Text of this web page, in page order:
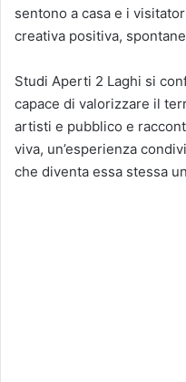
sentono a casa e i
creativa positiva,
Studi Aperti 2 Laghi si
capace di valorizzare il
artisti e pubblico e
viva, un’esperienza
che diventa essa stessa